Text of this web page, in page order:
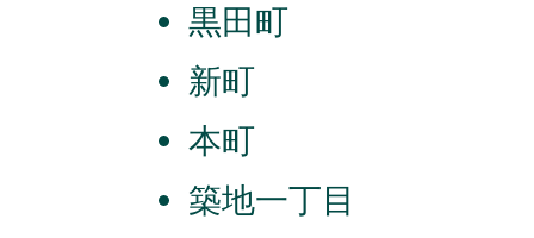
黒田町
新町
本町
築地一丁目